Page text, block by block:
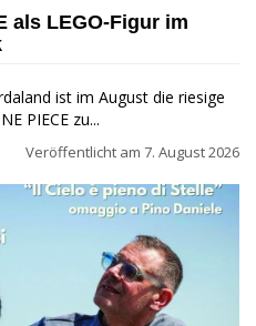
als LEGO-Figur im
ist im August die riesige
PIECE zu...
Veröffentlicht am 7. August 2026